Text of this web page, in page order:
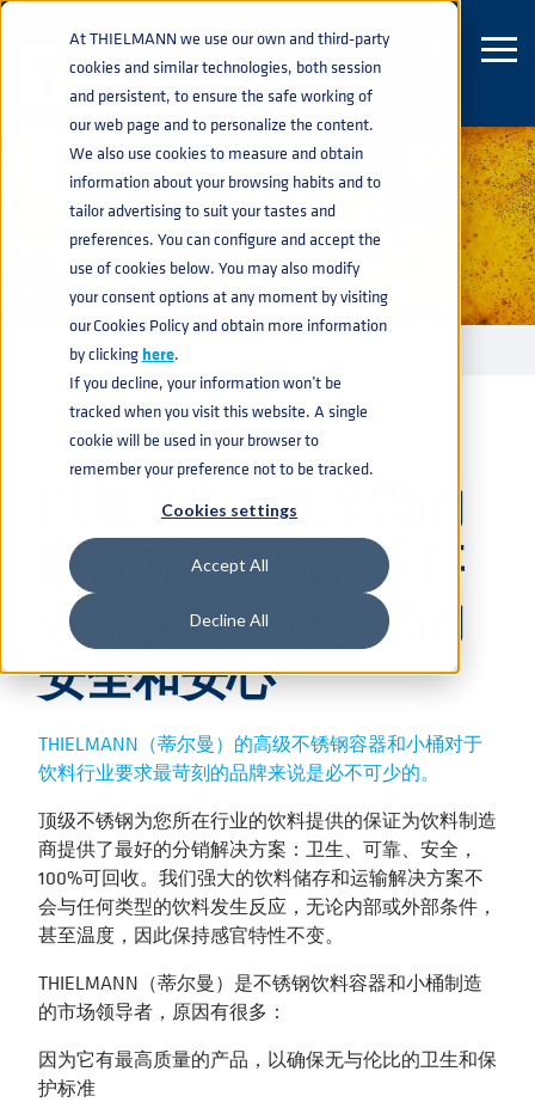
At THIELMANN we use our own and third-party
cookies and similar technologies, both session
and persistent, to ensure the safe working of
our web page and to personalize the content.
We also use cookies to measure and obtain
information about your browsing habits and to
tailor advertising to suit your tastes and
preferences. You can configure and accept the
use of cookies below. You may also modify
your consent options at any moment by visiting
our Cookies Policy and obtain more information
by clickinghere.
If you decline, your information won’t be
tracked when you visit this website. A single
cookie will be used in your browser to
remember your preference not to be tracked.
Cookies settings
Accept All
Decline All
饮料行业
行业navigate_next饮料行业
以最卫生、最坚固的
解决方案运输和保存
各种饮料，确保您的
安全和安心
THIELMANN（蒂尔曼）的高级不锈钢容器和小桶对于
饮料行业要求最苛刻的品牌来说是必不可少的。
顶级不锈钢为您所在行业的饮料提供的保证为饮料制造
商提供了最好的分销解决方案：卫生、可靠、安全，
100%可回收。我们强大的饮料储存和运输解决方案不
会与任何类型的饮料发生反应，无论内部或外部条件，
甚至温度，因此保持感官特性不变。
THIELMANN（蒂尔曼）是不锈钢饮料容器和小桶制造
的市场领导者，原因有很多：
因为它有最高质量的产品，以确保无与伦比的卫生和保
护标准